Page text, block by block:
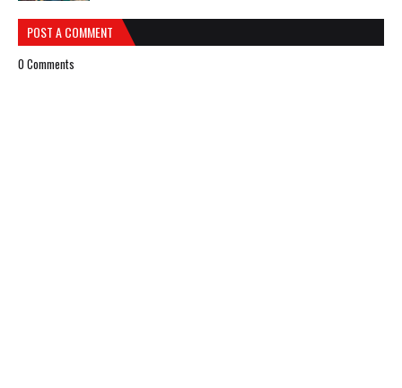
POST A COMMENT
0 Comments